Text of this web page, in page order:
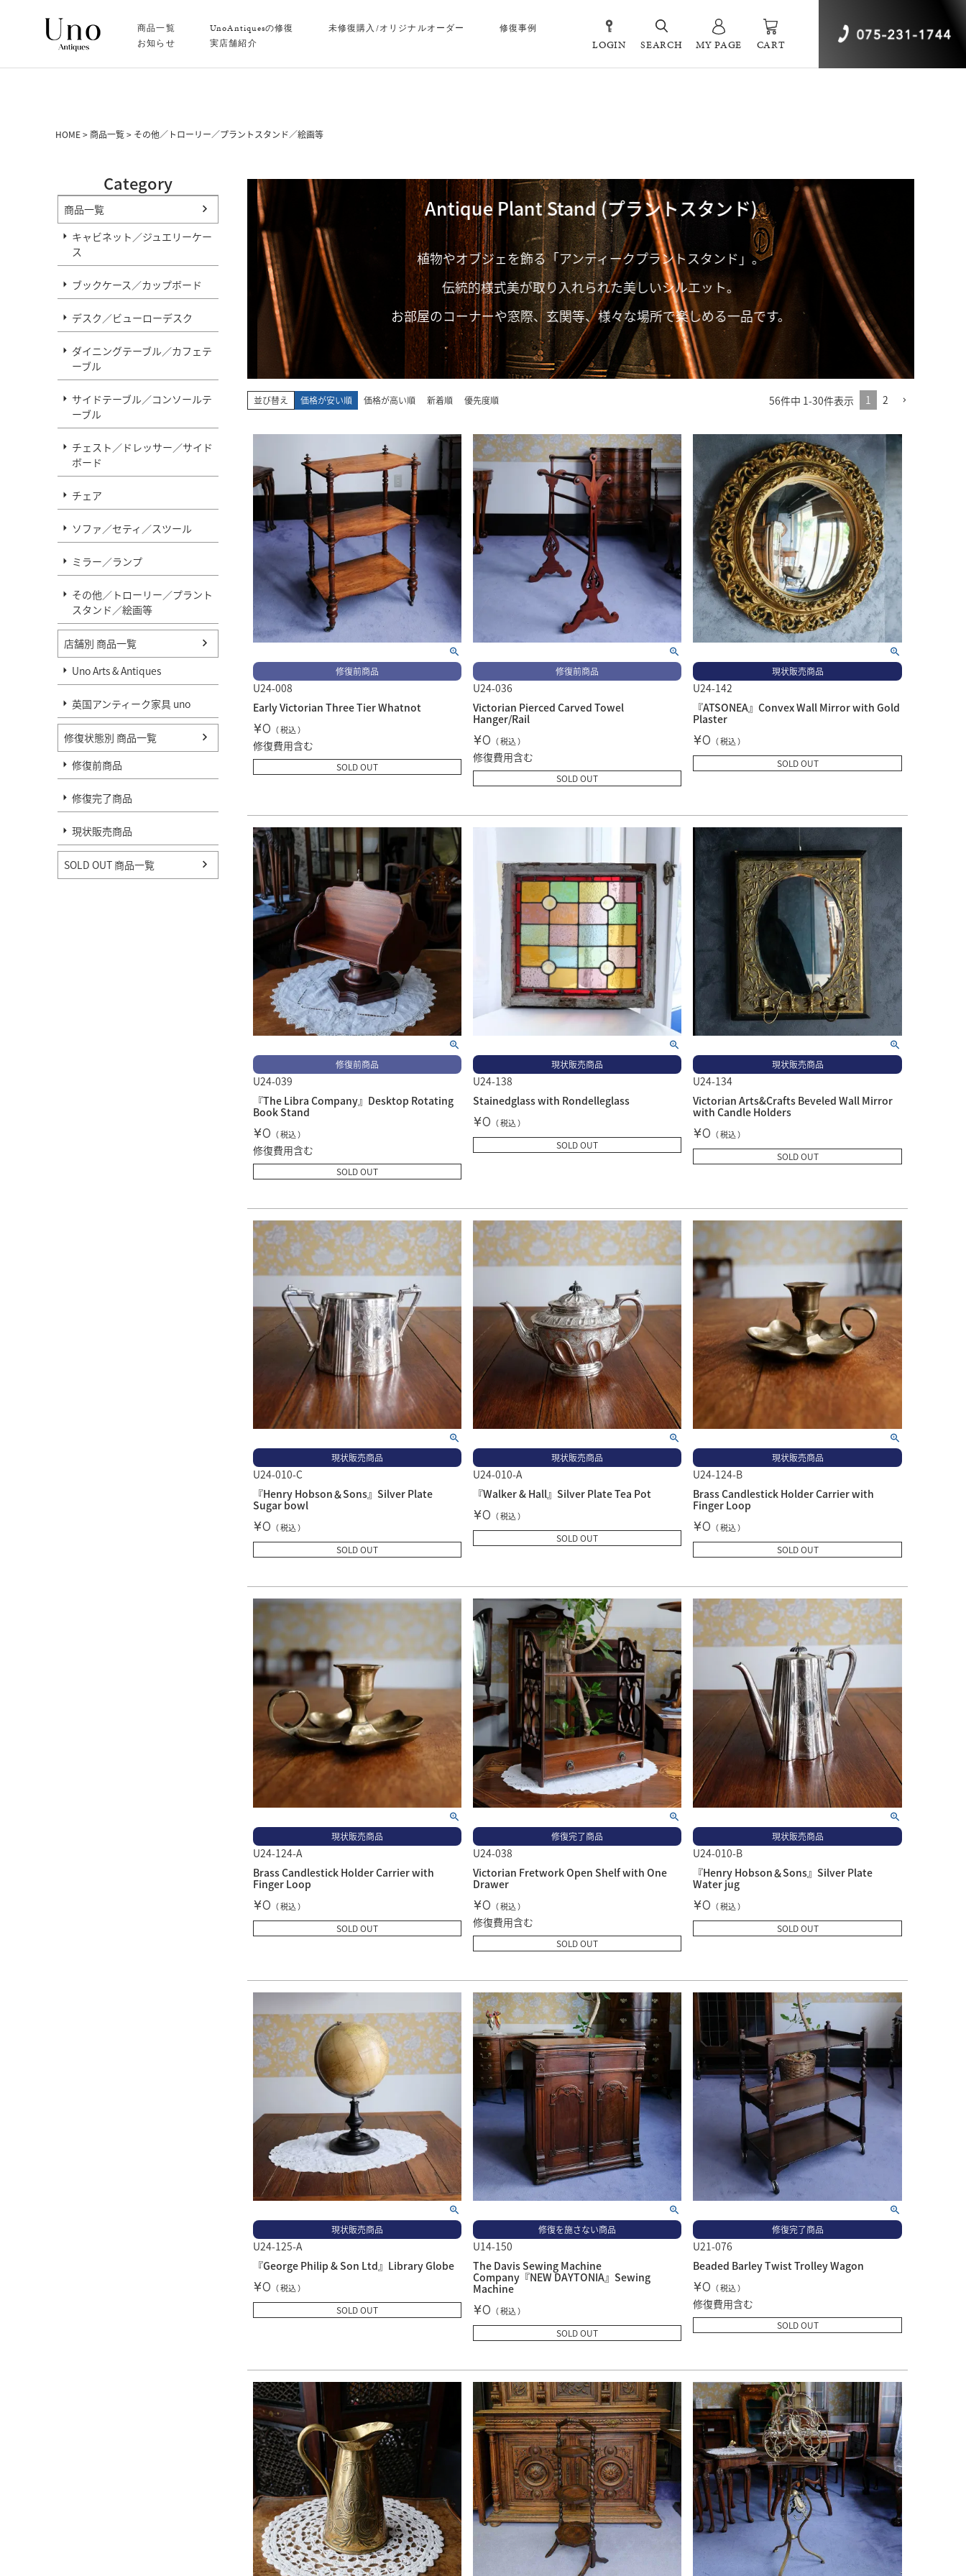
商品一覧 UnoAntiquesの修復 未修復購入/オリジナルオーダー
修復事例
お知らせ
実店舗紹介 LOGIN SEARCH MY PAGE CART
HOME 商品一覧 その他／トローリー／プラントスタンド／絵画等
Category
商品一覧
キャビネット／ジュエリーケー
ス
ブックケース／カップボード
デスク／ビューローデスク
ダイニングテーブル／カフェテ
ーブル
サイドテーブル／コンソールテ
ーブル
チェスト／ドレッサー／サイド
ボード
チェア
ソファ／セティ／スツール
ミラー／ランプ
その他／トローリー／プラント
スタンド／絵画等
店舗別 商品一覧
Uno Arts & Antiques
英国アンティーク家具 uno
修復状態別 商品一覧
修復前商品
修復完了商品
現状販売商品
SOLD OUT 商品一覧
Antique Plant Stand (プラントスタンド)
植物やオブジェを飾る「アンティークプラントスタンド」。
伝統的様式美が取り入れられた美しいシルエット。
お部屋のコーナーや窓際、玄関等、様々な場所で楽しめる一品です。
並び替え 価格が安い順 価格が高い順 新着順 優先度順 56件中 1-30件表示 1 2
修復前商品
U24-008
Early Victorian Three Tier Whatnot
¥0 税込
修復費用含む
SOLD OUT
修復前商品
U24-036
Victorian Pierced Carved Towel
Hanger/Rail
¥0 税込
修復費用含む
SOLD OUT
現状販売商品
U24-142
『ATSONEA』Convex Wall Mirror with Gold
Plaster
¥0 税込
SOLD OUT
修復前商品
U24-039
『The Libra Company』Desktop Rotating
Book Stand
¥0 税込
修復費用含む
SOLD OUT
現状販売商品
U24-138
Stainedglass with Rondelleglass
¥0 税込
SOLD OUT
現状販売商品
U24-134
Victorian Arts&Crafts Beveled Wall Mirror
with Candle Holders
¥0 税込
SOLD OUT
現状販売商品
U24-010-C
『Henry Hobson＆Sons』Silver Plate
Sugar bowl
¥0 税込
SOLD OUT
現状販売商品
U24-010-A
『Walker & Hall』Silver Plate Tea Pot
¥0 税込
SOLD OUT
現状販売商品
U24-124-B
Brass Candlestick Holder Carrier with
Finger Loop
¥0 税込
SOLD OUT
現状販売商品
U24-124-A
Brass Candlestick Holder Carrier with
Finger Loop
¥0 税込
SOLD OUT
修復完了商品
U24-038
Victorian Fretwork Open Shelf with One
Drawer
¥0 税込
修復費用含む
SOLD OUT
現状販売商品
U24-010-B
『Henry Hobson＆Sons』Silver Plate
Water jug
¥0 税込
SOLD OUT
現状販売商品
U24-125-A
『George Philip & Son Ltd』Library Globe
¥0 税込
SOLD OUT
修復を施さない商品
U14-150
The Davis Sewing Machine
Company『NEW DAYTONIA』Sewing
Machine
¥0 税込
SOLD OUT
修復完了商品
U21-076
Beaded Barley Twist Trolley Wagon
¥0 税込
修復費用含む
SOLD OUT